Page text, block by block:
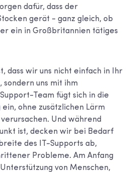
dafür, dass der
gerät - ganz gleich, ob
ein in Großbritannien tätiges
dass wir uns nicht einfach in Ihr
uns mit ihm
Team fügt sich in die
ohne zusätzlichen Lärm
Und während
ist, decken wir bei Bedarf
des IT-Supports ab,
Probleme. Am Anfang
von Menschen,